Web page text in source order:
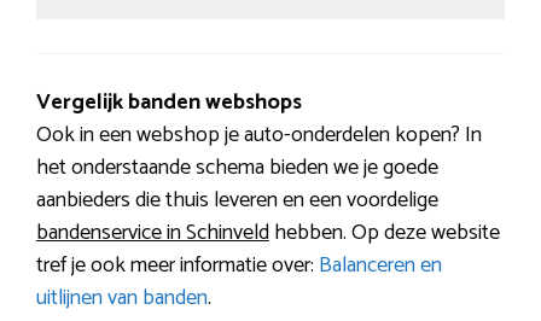
Vergelijk banden webshops
Ook in een webshop je auto-onderdelen kopen? In
het onderstaande schema bieden we je goede
aanbieders die thuis leveren en een voordelige
bandenservice in Schinveldhebben. Op deze website
tref je ook meer informatie over: Balanceren en
uitlijnen van banden.